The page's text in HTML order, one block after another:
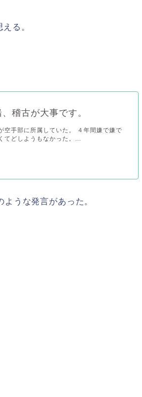
る。
稽古が大事です。
空手部に所属していた。 ４年間嫌で嫌で
てどしようもなかった。...
うな発言があった。